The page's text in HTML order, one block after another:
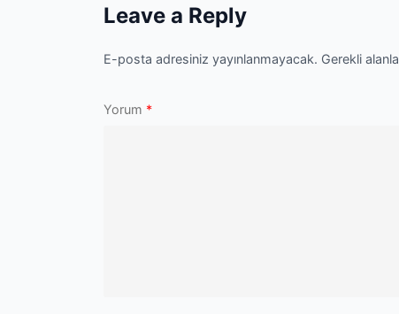
Leave a Reply
E-posta adresiniz yayınlanmayacak. Gerekli
Yorum *